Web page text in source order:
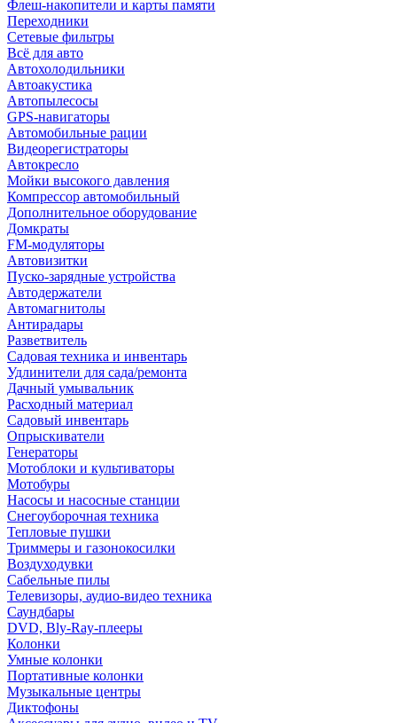
Флеш-накопители и карты памяти
Переходники
Сетевые фильтры
Всё для авто
Автохолодильники
Автоакустика
Автопылесосы
GPS-навигаторы
Автомобильные рации
Видеорегистраторы
Автокресло
Мойки высокого давления
Компрессор автомобильный
Дополнительное оборудование
Домкраты
FM-модуляторы
Автовизитки
Пуско-зарядные устройства
Автодержатели
Автомагнитолы
Антирадары
Разветвитель
Садовая техника и инвентарь
Удлинители для сада/ремонта
Дачный умывальник
Расходный материал
Садовый инвентарь
Опрыскиватели
Генераторы
Мотоблоки и культиваторы
Мотобуры
Насосы и насосные станции
Снегоуборочная техника
Тепловые пушки
Триммеры и газонокосилки
Воздуходувки
Сабельные пилы
Телевизоры, аудио-видео техника
Саундбары
DVD, Bly-Ray-плееры
Колонки
Умные колонки
Портативные колонки
Музыкальные центры
Диктофоны